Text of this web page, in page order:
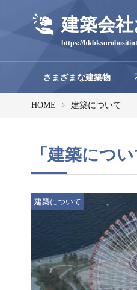
建築会
https://
さまざまな建築物
HOME 建築について
「建築につ
建築について